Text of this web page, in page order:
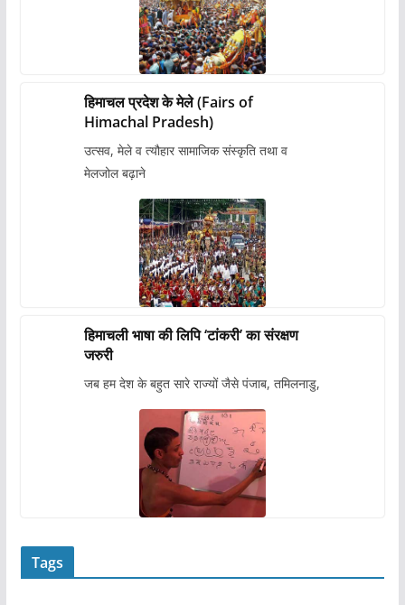
हिमाचल प्रदेश के मेले (Fairs of
Himachal Pradesh)
उत्सव, मेले व त्यौहार सामाजिक संस्कृति तथा व
मेलजोल बढ़ाने
हिमाचली भाषा की लिपि ‘टांकरी’ का संरक्षण
जरुरी
जब हम देश के बहुत सारे राज्यों जैसे पंजाब, तमिलनाडु,
Tags